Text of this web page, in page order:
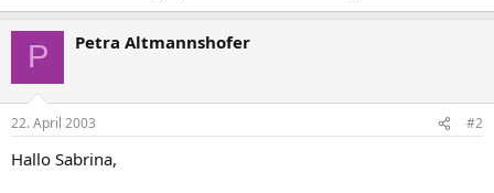
P Petra Altmannshofer
22. April 2003 #2
Hallo Sabrina,